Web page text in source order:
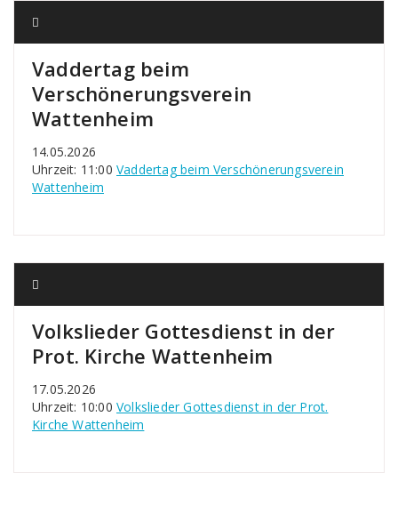
Vaddertag beim
Verschönerungsverein
Wattenheim
14.05.2026
Uhrzeit: 11:00 Vaddertag beim Verschönerungsverein
Wattenheim
Volkslieder Gottesdienst in der
Prot. Kirche Wattenheim
17.05.2026
Uhrzeit: 10:00 Volkslieder Gottesdienst in der Prot.
Kirche Wattenheim